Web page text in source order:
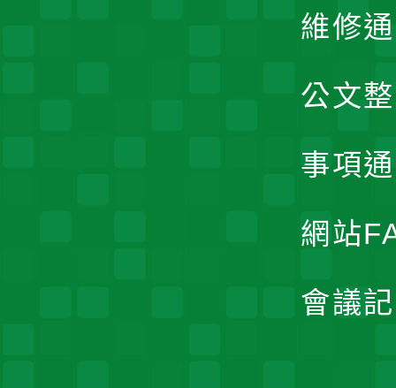
維修
公文
事項
網站
會議